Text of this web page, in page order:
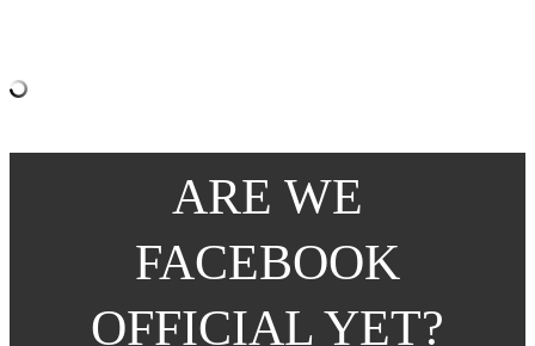
ARE WE
FACEBOOK
OFFICIAL YET?